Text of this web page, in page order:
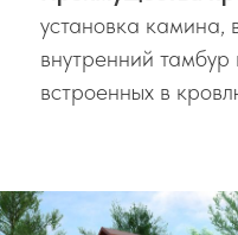
установка камина,
внутренний тамбур
встроенных в